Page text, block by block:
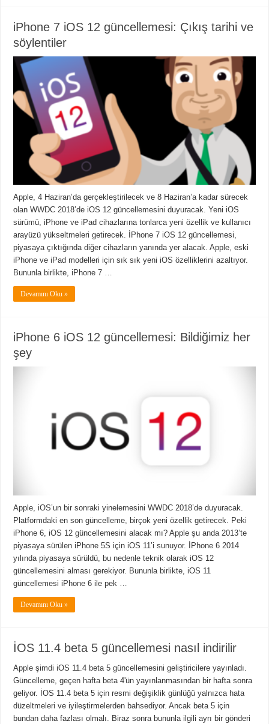
iPhone 7 iOS 12 güncellemesi: Çıkış tarihi ve
söylentiler
Apple, 4 Haziran’da gerçekleştirilecek ve 8 Haziran’a kadar sürecek
olan WWDC 2018’de iOS 12 güncellemesini duyuracak. Yeni iOS
sürümü, iPhone ve iPad cihazlarına tonlarca yeni özellik ve kullanıcı
arayüzü yükseltmeleri getirecek. İPhone 7 iOS 12 güncellemesi,
piyasaya çıktığında diğer cihazların yanında yer alacak. Apple, eski
iPhone ve iPad modelleri için sık sık yeni iOS özelliklerini azaltıyor.
Bununla birlikte, iPhone 7 …
Devamını Oku »
iPhone 6 iOS 12 güncellemesi: Bildiğimiz her
şey
Apple, iOS’un bir sonraki yinelemesini WWDC 2018’de duyuracak.
Platformdaki en son güncelleme, birçok yeni özellik getirecek. Peki
iPhone 6, iOS 12 güncellemesini alacak mı? Apple şu anda 2013’te
piyasaya sürülen iPhone 5S için iOS 11’i sunuyor. İPhone 6 2014
yılında piyasaya sürüldü, bu nedenle teknik olarak iOS 12
güncellemesini alması gerekiyor. Bununla birlikte, iOS 11
güncellemesi iPhone 6 ile pek …
Devamını Oku »
İOS 11.4 beta 5 güncellemesi nasıl indirilir
Apple şimdi iOS 11.4 beta 5 güncellemesini geliştiricilere yayınladı.
Güncelleme, geçen hafta beta 4'ün yayınlanmasından bir hafta sonra
geliyor. İOS 11.4 beta 5 için resmi değişiklik günlüğü yalnızca hata
düzeltmeleri ve iyileştirmelerden bahsediyor. Ancak beta 5 için
bundan daha fazlası olmalı. Biraz sonra bununla ilgili ayrı bir gönderi